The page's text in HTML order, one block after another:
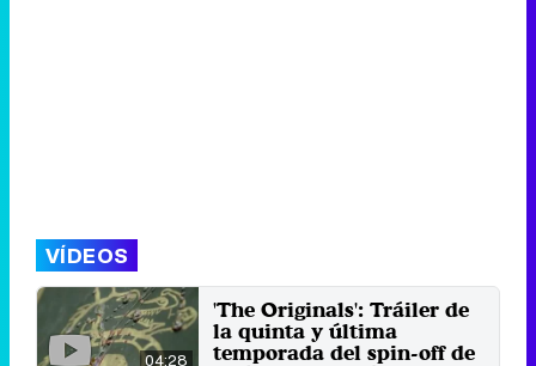
VÍDEOS
04:28
'The Originals': Tráiler de
la quinta y última
temporada del spin-off de